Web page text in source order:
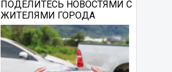
ПОДЕЛИТЕСЬ НОВОСТЯМИ С
ЖИТЕЛЯМИ ГОРОДА